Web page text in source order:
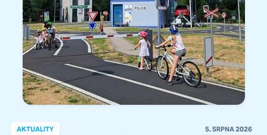
AKTUALITY 5. SRPNA 2026